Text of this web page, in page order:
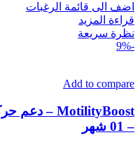
اضف الى قائمة الرغبات
قراءة المزيد
نظرة سريعة
-9%
Add to compare
– 01 شهر